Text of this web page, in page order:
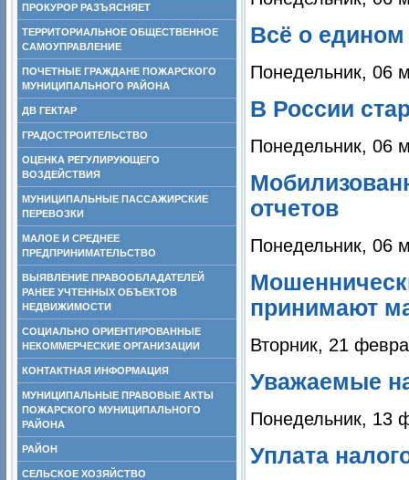
ПРОКУРОР РАЗЪЯСНЯЕТ
ТЕРРИТОРИАЛЬНОЕ ОБЩЕСТВЕННОЕ
САМОУПРАВЛЕНИЕ
ПОЧЕТНЫЕ ГРАЖДАНЕ ПОЖАРСКОГО
МУНИЦИПАЛЬНОГО РАЙОНА
ДВ ГЕКТАР
ГРАДОСТРОИТЕЛЬСТВО
ОЦЕНКА РЕГУЛИРУЮЩЕГО
ВОЗДЕЙСТВИЯ
МУНИЦИПАЛЬНЫЕ ПАССАЖИРСКИЕ
ПЕРЕВОЗКИ
МАЛОЕ И СРЕДНЕЕ
ПРЕДПРИНИМАТЕЛЬСТВО
ВЫЯВЛЕНИЕ ПРАВООБЛАДАТЕЛЕЙ
РАНЕЕ УЧТЕННЫХ ОБЪЕКТОВ
НЕДВИЖИМОСТИ
СОЦИАЛЬНО ОРИЕНТИРОВАННЫЕ
НЕКОММЕРЧЕСКИЕ ОРГАНИЗАЦИИ
КОНТАКТНАЯ ИНФОРМАЦИЯ
МУНИЦИПАЛЬНЫЕ ПРАВОВЫЕ АКТЫ
ПОЖАРСКОГО МУНИЦИПАЛЬНОГО
РАЙОНА
РАЙОН
СЕЛЬСКОЕ ХОЗЯЙСТВО
Всё о едином
Понедельник, 06
В России
Понедельник, 06
отчетов
Понедельник, 06
принимают
Вторник, 21
Уважаемые
Понедельник, 13
Уплата